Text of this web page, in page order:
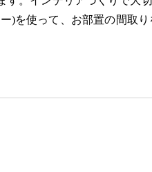
)を使って、お部置の間取